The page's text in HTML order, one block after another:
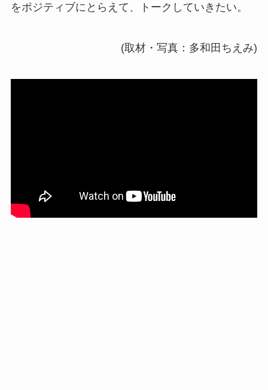
をポジティブにとらえて、トークしていきたい。
(取材・写真：多和田ちえみ)